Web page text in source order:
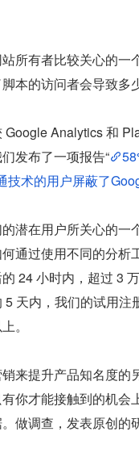
所有者比较关心的一
本的访问者会导致多
Google Analytics 和
发布了一项报告“
技术的用户屏蔽了
潜在用户所关心的一
通过使用不同的分析
24 小时内，超过 3
5 天内，我们的试用注
。
来提升产品知名度的
你才能接触到的机会
做调查，发表原创的